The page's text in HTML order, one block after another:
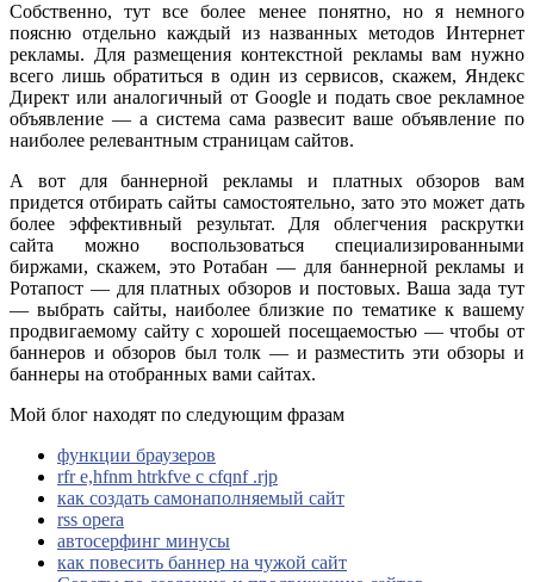
Собственно, тут все более менее понятно, но я немного
поясню отдельно каждый из названных методов Интернет
рекламы. Для размещения контекстной рекламы вам нужно
всего лишь обратиться в один из сервисов, скажем, Яндекс
Директ или аналогичный от Google и подать свое рекламное
объявление — а система сама развесит ваше объявление по
наиболее релевантным страницам сайтов.
А вот для баннерной рекламы и платных обзоров вам
придется отбирать сайты самостоятельно, зато это может дать
более эффективный результат. Для облегчения раскрутки
сайта можно воспользоваться специализированными
биржами, скажем, это Ротабан — для баннерной рекламы и
Ротапост — для платных обзоров и постовых. Ваша зада тут
— выбрать сайты, наиболее близкие по тематике к вашему
продвигаемому сайту с хорошей посещаемостью — чтобы от
баннеров и обзоров был толк — и разместить эти обзоры и
баннеры на отобранных вами сайтах.
Мой блог находят по следующим фразам
функции браузеров
rfr e,hfnm htrkfve c cfqnf .rjp
как создать самонаполняемый сайт
rss opera
автосерфинг минусы
как повесить баннер на чужой сайт